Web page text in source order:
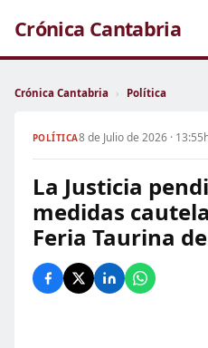
Crónica Cantabria
Crónica Cantabria › Política
POLÍTICA8 de Julio de 2026 ·
La Justicia
medidas
Feria Taurina